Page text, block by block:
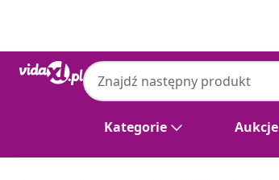
Kategorie Aukcje
vidaXL